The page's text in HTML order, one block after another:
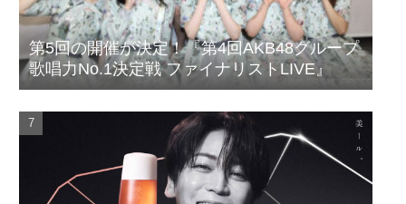
第5回の開催が決定！『第4回AKB48グループ
歌唱力No.1決定戦 ファイナリストLIVE』